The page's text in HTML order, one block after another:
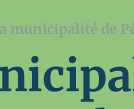
municipalité de